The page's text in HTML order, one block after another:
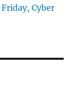
Cyber